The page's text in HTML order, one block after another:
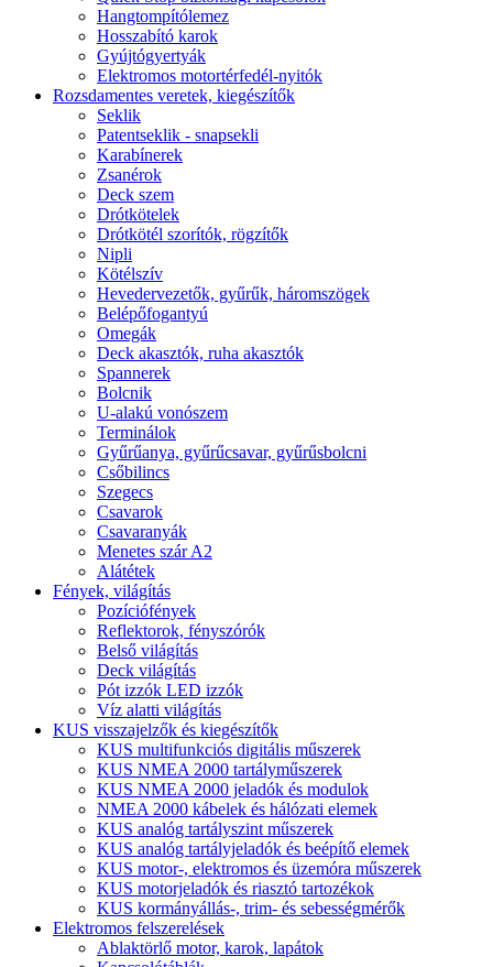
Hangtompítólemez
Hosszabító karok
Gyújtógyertyák
Elektromos motortérfedél-nyitók
Rozsdamentes veretek, kiegészítők
Seklik
Patentseklik - snapsekli
Karabínerek
Zsanérok
Deck szem
Drótkötelek
Drótkötél szorítók, rögzítők
Nipli
Kötélszív
Hevedervezetők, gyűrűk, háromszögek
Belépőfogantyú
Omegák
Deck akasztók, ruha akasztók
Spannerek
Bolcnik
U-alakú vonószem
Terminálok
Gyűrűanya, gyűrűcsavar, gyűrűsbolcni
Csőbilincs
Szegecs
Csavarok
Csavaranyák
Menetes szár A2
Alátétek
Fények, világítás
Pozíciófények
Reflektorok, fényszórók
Belső világítás
Deck világítás
Pót izzók LED izzók
Víz alatti világítás
KUS visszajelzők és kiegészítők
KUS multifunkciós digitális műszerek
KUS NMEA 2000 tartályműszerek
KUS NMEA 2000 jeladók és modulok
NMEA 2000 kábelek és hálózati elemek
KUS analóg tartályszint műszerek
KUS analóg tartályjeladók és beépítő elemek
KUS motor-, elektromos és üzemóra műszerek
KUS motorjeladók és riasztó tartozékok
KUS kormányállás-, trim- és sebességmérők
Elektromos felszerelések
Ablaktörlő motor, karok, lapátok